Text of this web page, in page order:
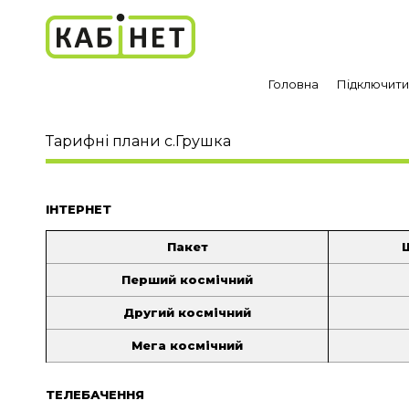
Головна
Тарифні плани с.Грушка
ІНТЕРНЕТ
Пакет
Перший космічний
Другий космічний
Мега космічний
ТЕЛЕБАЧЕННЯ